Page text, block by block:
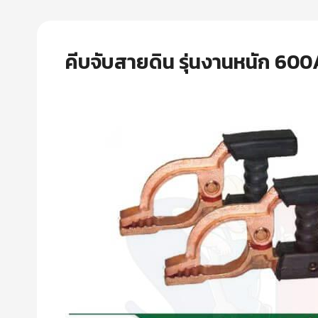
คีบจับสายดิน รุ่นงานหนัก